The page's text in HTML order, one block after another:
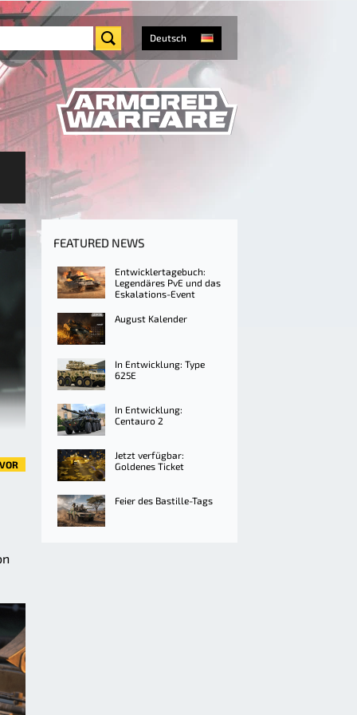
Deutsch
VOR
FEATURED NEWS
Entwicklertagebuch:
Legendäres PvE und das
Eskalations-Event
August Kalender
In Entwicklung: Type
625E
In Entwicklung:
Centauro 2
Jetzt verfügbar:
Goldenes Ticket
Feier des Bastille-Tags